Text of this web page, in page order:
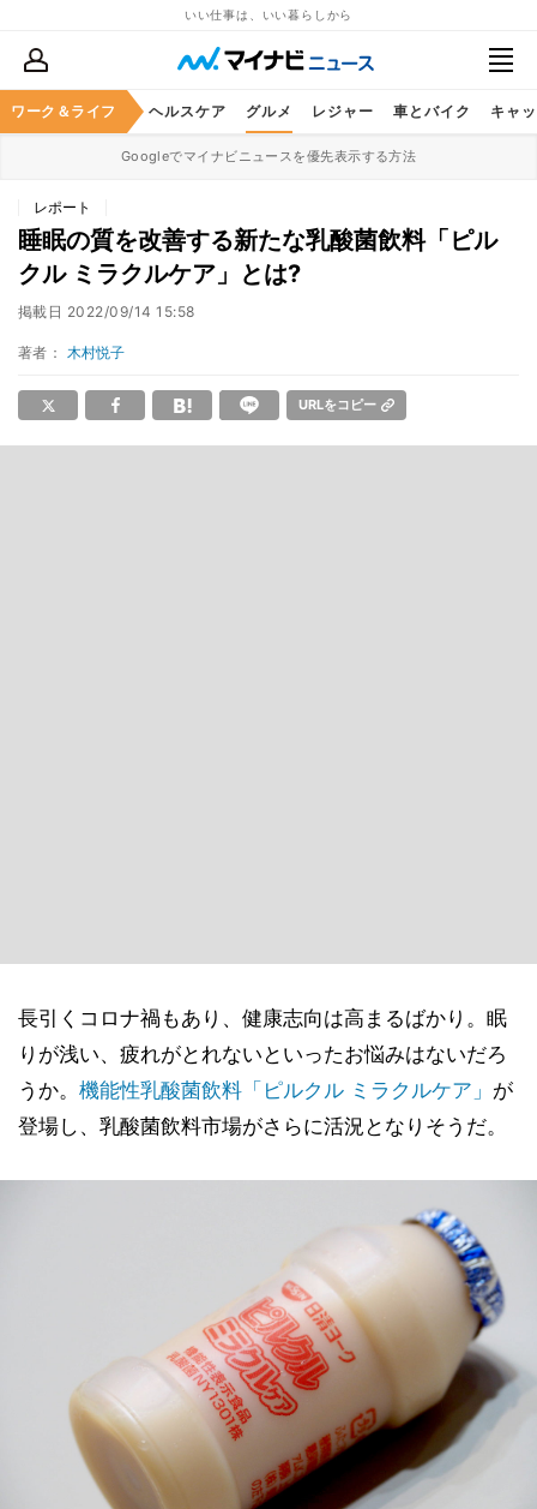
いい仕事は、いい暮らしから
ワーク＆ライフ
マネー 暮らし ヘルスケア グルメ レジャー 車とバイク キャ
Googleでマイナビニュースを優先表示する方法
レポート
睡眠の質を改善する新たな乳酸菌飲料「ピル
クル ミラクルケア」とは?
掲載日 2022/09/14 15:58
著者： 木村悦子
URLをコピー
長引くコロナ禍もあり、健康志向は高まるばかり。眠
りが浅い、疲れがとれないといったお悩みはないだろ
うか。 機能性乳酸菌飲料「ピルクル ミラクルケア」 が
登場し、乳酸菌飲料市場がさらに活況となりそうだ。